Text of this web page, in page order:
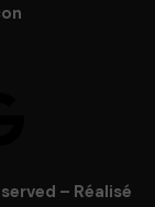
– Réalisé